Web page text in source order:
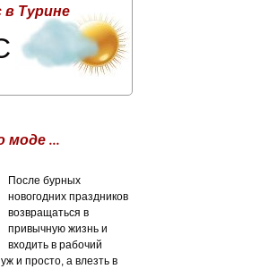
в Турине
моде ...
После бурных
новогодних праздников
возвращаться в
привычную жизнь и
входить в рабочий
и просто, а влезть в